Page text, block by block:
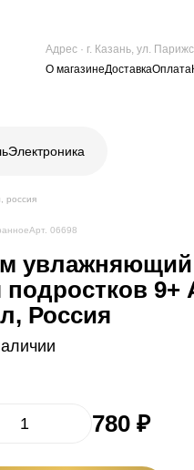
Адрес · г. Казань, ул.
О магазинеДоставкаОплата
Электроника
россия
Арт. 06698
увлажняющий
подростков 9+
Россия
780 ₽